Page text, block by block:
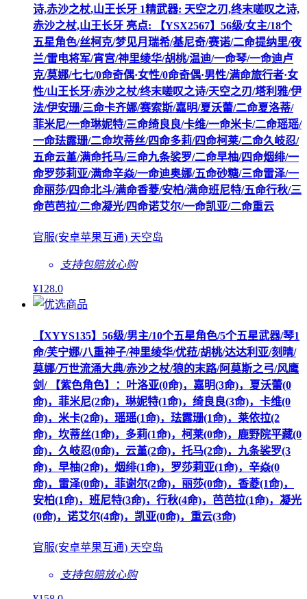
诗,赤沙之杖,山王长牙 1精武器: 天空之刃,终末嗟叹之诗,
赤沙之杖,山王长牙 亮点: 【YSX2567】56级/女主/18个
五星角色/丝柯克/梦见月瑞希/基尼奇/赛诺/二命提纳里/夜
兰/雷电将军/宵宫/神里绫华/胡桃/温迪/一命琴/一命迪卢
克/莫娜/七七/0命奇偶·女性/0命奇偶·男性/满命旅行者·女
性/山王长牙/赤沙之杖/终末嗟叹之诗/天空之刃/塔利雅/伊
法/伊安珊/三命卡齐娜/赛索斯/嘉明/夏沃蕾/二命夏洛蒂/
菲米尼/一命琳妮特/三命绮良良/卡维/一命米卡/二命瑶瑶/
一命珐露珊/二命坎蒂丝/四命多莉/四命柯莱/二命久岐忍/
五命云堇/满命托马/三命九条裟罗/二命早柚/四命烟绯/一
命罗莎莉亚/满命辛焱/一命迪奥娜/五命砂糖/三命雷泽/一
命丽莎/四命北斗/满命香菱/安柏/满命班尼特/五命行秋/三
命芭芭拉/二命凝光/四命诺艾尔/一命凯亚/二命重云
官服(安卓苹果互通) 天空岛
支持包赔放心购
¥128.0
【XYYS135】56级/男主/10个五星角色/5个五星武器/琴1
命/芙宁娜/八重神子/神里绫华/优菈/胡桃/达达利亚/刻晴/
莫娜/万世流涌大典/赤沙之杖/狼的末路/阿莫斯之弓/风鹰
剑/ 【紫色角色】：叶洛亚(0命)，嘉明(3命)，夏沃蕾(0
命)，菲米尼(2命)，琳妮特(1命)，绮良良(3命)，卡维(0
命)，米卡(2命)，瑶瑶(1命)，珐露珊(1命)，莱依拉(2
命)，坎蒂丝(1命)，多莉(1命)，柯莱(0命)，鹿野院平藏(0
命)，久岐忍(0命)，云堇(2命)，托马(2命)，九条裟罗(3
命)，早柚(2命)，烟绯(1命)，罗莎莉亚(1命)，辛焱(0
命)，雷泽(0命)，菲谢尔(2命)，丽莎(0命)，香菱(1命)，
安柏(1命)，班尼特(3命)，行秋(4命)，芭芭拉(1命)，凝光
(0命)，诺艾尔(4命)，凯亚(0命)，重云(3命)
官服(安卓苹果互通) 天空岛
支持包赔放心购